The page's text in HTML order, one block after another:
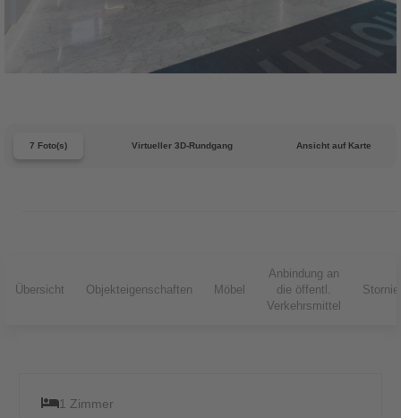
7 Foto(s) Virtueller 3D-Rundgang Ansicht auf Karte
Übersicht Objekteigenschaften Möbel
Anbindung an
die öffentl.
Verkehrsmittel
1 Zimmer